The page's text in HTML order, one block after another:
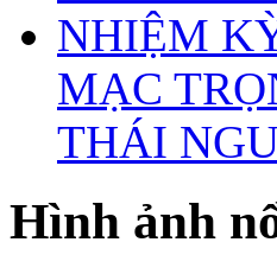
MẠC
THÁI
Hình ảnh